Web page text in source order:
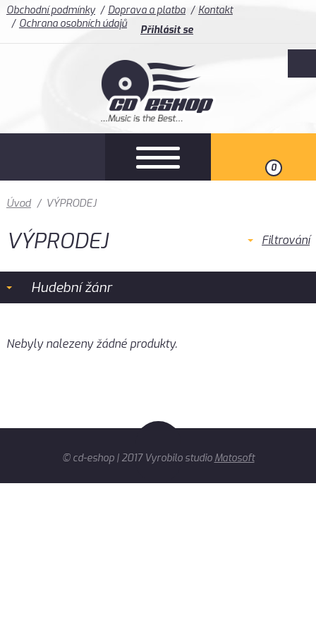
Obchodní podmínky Doprava a platba
Kontakt
Ochrana osobních údajů
Přihlásit se
0
Úvod / VÝPRODEJ
VÝPRODEJ Filtrování
Hudební žánr
Nebyly nalezeny žádné produkty.
© cd-eshop | 2017 Vyrobilo studio Matosoft